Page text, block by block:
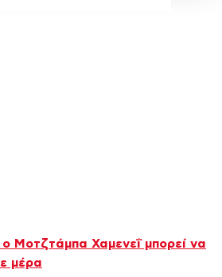
ο Μοτζτάμπα Χαμενεΐ μπορεί να
μέρα